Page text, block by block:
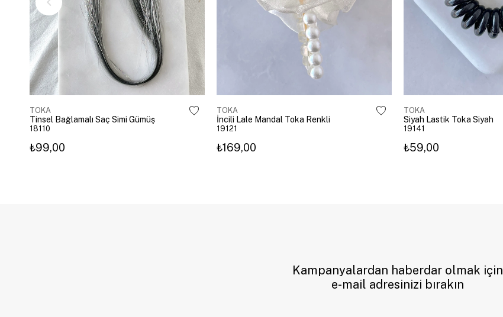
TOKA
Tinsel Bağlamalı Saç Simi Gümüş
18110
₺99,00
TOKA
İncili Lale Mandal Toka Renkli
19121
₺169,00
TOKA
Siyah Lastik Toka Siyah
19141
₺59,00
Kampanyalardan haberdar olmak için
e-mail adresinizi bırakın